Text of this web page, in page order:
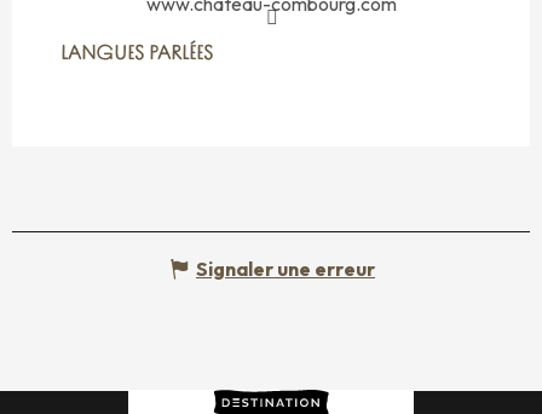
LANGUES PARLÉES
LANGUES PARLÉES
Signaler une erreur